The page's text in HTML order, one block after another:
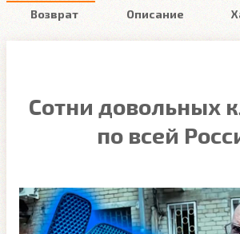
Возврат
Описание
Сотни довольных
по всей